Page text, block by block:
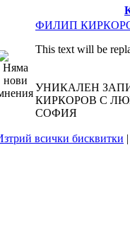
ФИЛИП
This text will be
УНИКАЛЕН
КИРКОРОВ С
СОФИЯ
всички бисквитки